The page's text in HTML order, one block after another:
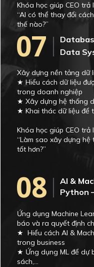
Khóa học giúp CEO trả
“AI có thể thay đổi
thế nào?”
07
Data
Xây dựng nền tảng dữ
★ Hiểu cách dữ liệu
trong doanh nghiệp
★ Xây dựng hệ thống
★ Khai thác dữ liệu để
Khóa học giúp CEO trả
“Làm sao xây dựng
tốt hơn?”
08
AI &
Python
Ứng dụng Machine
báo và ra quyết định
★ Hiểu cách AI &
trong business
★ Ứng dụng ML để dự
sách,...